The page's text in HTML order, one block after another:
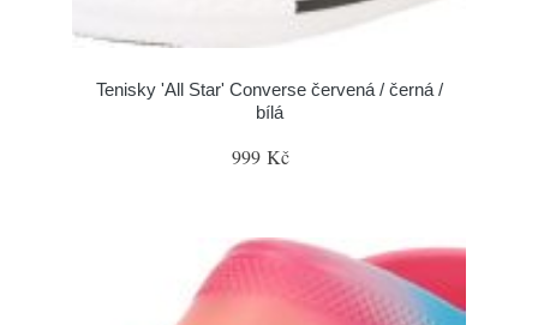
Tenisky 'All Star' Converse červená / černá /
bílá
999 Kč